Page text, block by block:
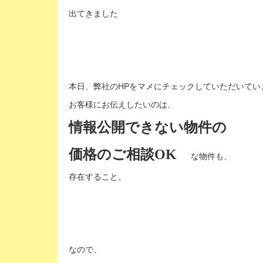
出てきました
本日、弊社のHPをマメにチェックしていただいてい
お客様にお伝えしたいのは、
情報公開できない物件の
価格のご相談OK
な物件も、
存在すること。
なので、